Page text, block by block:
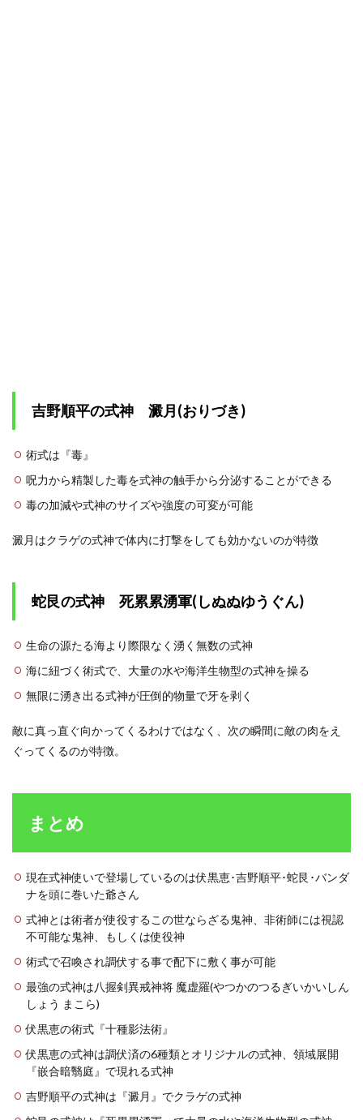
吉野順平の式神 澱月(おりづき)
術式は『毒』
呪力から精製した毒を式神の触手から分泌することができる
毒の加減や式神のサイズや強度の可変が可能
澱月はクラゲの式神で体内に打撃をしても効かないのが特徴
蛇艮の式神 死累累湧軍(しぬぬゆうぐん)
生命の源たる海より際限なく湧く無数の式神
海に紐づく術式で、大量の水や海洋生物型の式神を操る
無限に湧き出る式神が圧倒的物量で牙を剥く
敵に真っ直ぐ向かってくるわけではなく、次の瞬間に敵の肉をえ
ぐってくるのが特徴。
まとめ
現在式神使いで登場しているのは伏黒恵･吉野順平･蛇艮･バンダ
ナを頭に巻いた爺さん
式神とは術者が使役するこの世ならざる鬼神、非術師には視認
不可能な鬼神、もしくは使役神
術式で召喚され調伏する事で配下に敷く事が可能
最強の式神は八握剣異戒神将 魔虚羅(やつかのつるぎいかいしん
しょう まこら)
伏黒恵の術式『十種影法術』
伏黒恵の式神は調伏済の6種類とオリジナルの式神、領域展開
『嵌合暗翳庭』で現れる式神
吉野順平の式神は『澱月』でクラゲの式神